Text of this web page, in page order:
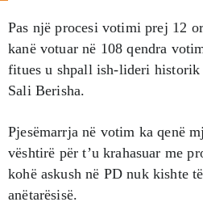
Pas një procesi votimi prej 12
kanë votuar në 108 qendra
fitues u shpall ish-lideri
Sali Berisha.
Pjesëmarrja në votim ka qenë
vështirë për t’u krahasuar me
kohë askush në PD nuk kishte
anëtarësisë.